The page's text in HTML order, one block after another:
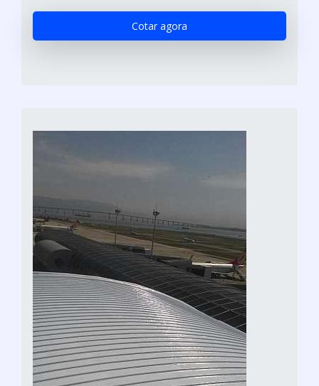
Cotar agora